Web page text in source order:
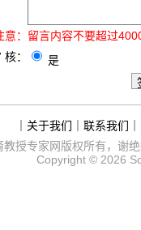
意： 留言内容不要超过
：
是
关于我们 联系我们
教授专家网版权所有，谢
Copyright © 2026